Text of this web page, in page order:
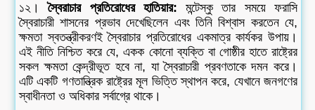
১২।স্বৈরাচার প্রতিরোধের হাতিয়ার: মন্টেস্কু তার সময়ে ফরাসি
স্বৈরাচারী শাসনের প্রভাব দেখেছিলেন এবং তিনি বিশ্বাস করতেন যে,
ক্ষমতা স্বতন্ত্রীকরণই স্বৈরাচার প্রতিরোধের একমাত্র কার্যকর উপায়।
এই নীতি নিশ্চিত করে যে, একক কোনো ব্যক্তি বা গোষ্ঠীর হাতে রাষ্ট্রের
সকল ক্ষমতা কেন্দ্রীভূত হবে না, যা স্বৈরাচারী প্রবণতাকে দমন করে।
এটি একটি গণতান্ত্রিক রাষ্ট্রের মূল ভিত্তি স্থাপন করে, যেখানে জনগণের
স্বাধীনতা ও অধিকার সর্বাগ্রে থাকে।